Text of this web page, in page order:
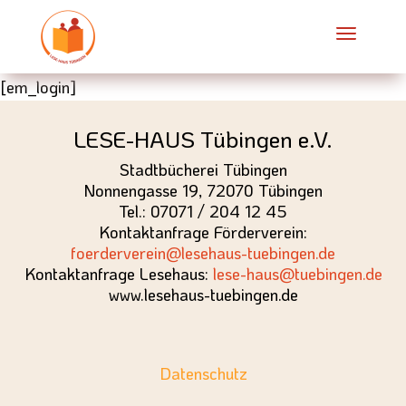
[em_login]
LESE-HAUS Tübingen e.V.
Stadtbücherei Tübingen
Nonnengasse 19, 72070 Tübingen
Tel.: 07071 / 204 12 45
Kontaktanfrage Förderverein:
foerderverein@lesehaus-tuebingen.de
Kontaktanfrage Lesehaus: lese-haus@tuebingen.de
www.lesehaus-tuebingen.de
Datenschutz